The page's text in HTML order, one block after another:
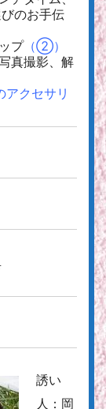
のお手伝
プ（②）
真撮影、解
クセサリ
誘い
人： 岡